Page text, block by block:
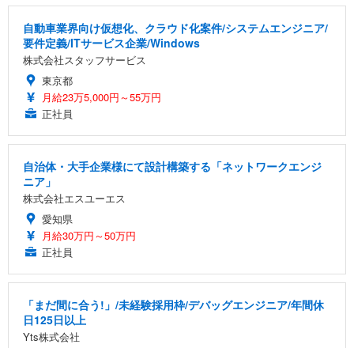
自動車業界向け仮想化、クラウド化案件/システムエンジニア/
要件定義/ITサービス企業/Windows
株式会社スタッフサービス
東京都
月給23万5,000円～55万円
正社員
自治体・大手企業様にて設計構築する「ネットワークエンジ
ニア」
株式会社エスユーエス
愛知県
月給30万円～50万円
正社員
「まだ間に合う!」/未経験採用枠/デバッグエンジニア/年間休
日125日以上
Yts株式会社